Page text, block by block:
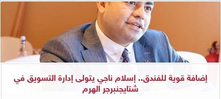
إضافة قوية للفندق.. إسلام ناجي يتولى إدارة التسويق في
شتايجنبرجر الهرم